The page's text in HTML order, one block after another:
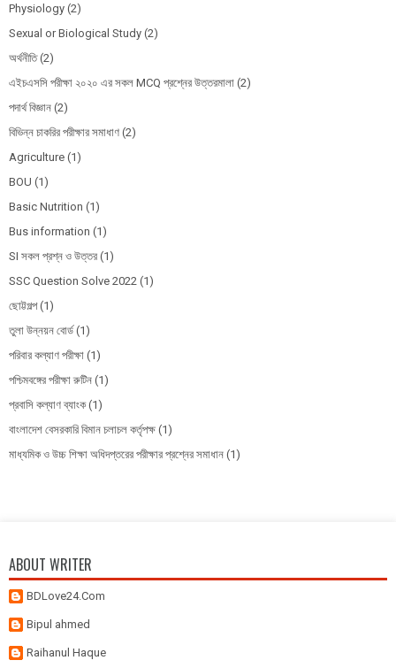
Physiology (2)
Sexual or Biological Study (2)
অর্থনীতি (2)
এইচএসসি পরীক্ষা ২০২০ এর সকল MCQ প্রশ্নের উত্তরমালা (2)
পদার্থ বিজ্ঞান (2)
বিভিন্ন চাকরির পরীক্ষার সমাধাণ (2)
Agriculture (1)
BOU (1)
Basic Nutrition (1)
Bus information (1)
SI সকল প্রশ্ন ও উত্তর (1)
SSC Question Solve 2022 (1)
ছোট্টগল্প (1)
তুলা উন্নয়ন বোর্ড (1)
পরিবার কল্যাণ পরীক্ষা (1)
পশ্চিমবঙ্গের পরীক্ষা রুটিন (1)
প্রবাসি কল্যাণ ব্যাংক (1)
বাংলাদেশ বেসরকারি বিমান চলাচল কর্তৃপক্ষ (1)
মাধ্যমিক ও উচ্চ শিক্ষা অধিদপ্তরের পরীক্ষার প্রশ্নের সমাধান (1)
ABOUT WRITER
BDLove24.Com
Bipul ahmed
Raihanul Haque